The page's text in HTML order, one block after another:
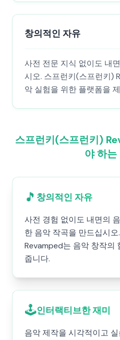
창의적인 자유
사전 전문 지식 없이도 내
시오. 스프런키(스프런키)
악 실험을 위한 플랫폼을
스프런키(스프런키)
야 하는
🎵 창의적인 자유
사전 경험 없이도 내면의
한 음악 작곡을 만드십시
Revamped는 음악 창작의
줍니다.
🕹️인터랙티브한 재미
음악 제작을 시각적이고